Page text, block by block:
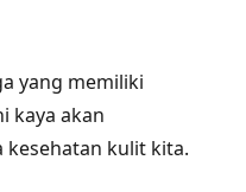
yang memiliki
kaya akan
kulit kita.